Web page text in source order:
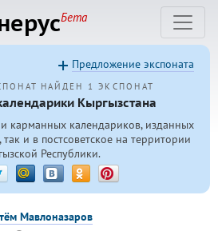
Бета
НАЙДЕН 1 ЭКСПОНАТ
Кыргызстана
карманных календариков, изданных
и в постсоветское на территории
Республики.
Предложение экспоната
Мавлоназаров